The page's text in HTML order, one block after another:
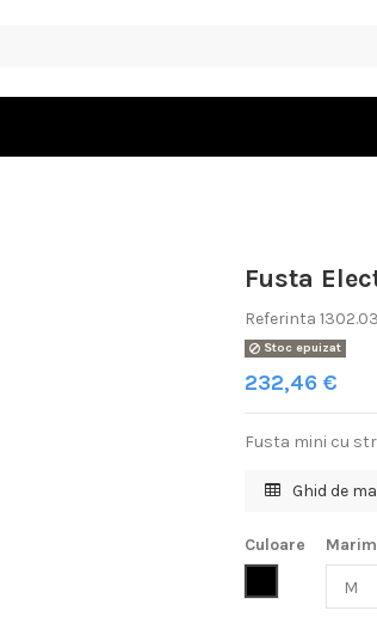
Fusta
Referinta
Stoc epuizat
232,46 €
Fusta mini cu
Ghid de
Culoare